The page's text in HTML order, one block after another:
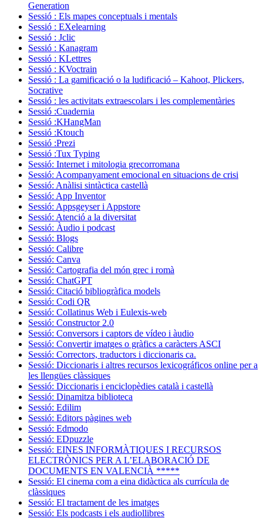
Generation
Sessió : Els mapes conceptuals i mentals
Sessió : EXelearning
Sessió : Jclic
Sessió : Kanagram
Sessió : KLettres
Sessió : KVoctrain
Sessió : La gamificació o la ludificació – Kahoot, Plickers,
Socrative
Sessió : les activitats extraescolars i les complementàries
Sessió :Cuadernia
Sessió :KHangMan
Sessió :Ktouch
Sessió :Prezi
Sessió :Tux Typing
Sessió: Internet i mitologia grecorromana
Sessió: Acompanyament emocional en situacions de crisi
Sessió: Anàlisi sintàctica castellà
Sessió: App Inventor
Sessió: Appsgeyser i Appstore
Sessió: Atenció a la diversitat
Sessió: Àudio i podcast
Sessió: Blogs
Sessió: Calibre
Sessió: Canva
Sessió: Cartografia del món grec i romà
Sessió: ChatGPT
Sessió: Citació bibliogràfica models
Sessió: Codi QR
Sessió: Collatinus Web i Eulexis-web
Sessió: Constructor 2.0
Sessió: Conversors i captors de vídeo i àudio
Sessió: Convertir imatges o gràfics a caràcters ASCI
Sessió: Correctors, traductors i diccionaris ca.
Sessió: Diccionaris i altres recursos lexicográficos online per a
les llengües clàssiques
Sessió: Diccionaris i enciclopèdies català i castellà
Sessió: Dinamitza biblioteca
Sessió: Edilim
Sessió: Editors pàgines web
Sessió: Edmodo
Sessió: EDpuzzle
Sessió: EINES INFORMÀTIQUES I RECURSOS
ELECTRÒNICS PER A L’ELABORACIÓ DE
DOCUMENTS EN VALENCIÀ *****
Sessió: El cinema com a eina didàctica als currícula de
clàssiques
Sessió: El tractament de les imatges
Sessió: Els podcasts i els audiollibres